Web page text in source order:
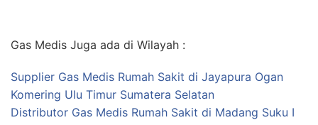
Gas Medis Juga ada di Wilayah :
Supplier Gas Medis Rumah Sakit di Jayapura Ogan
Komering Ulu Timur Sumatera Selatan
Distributor Gas Medis Rumah Sakit di Madang Suku I